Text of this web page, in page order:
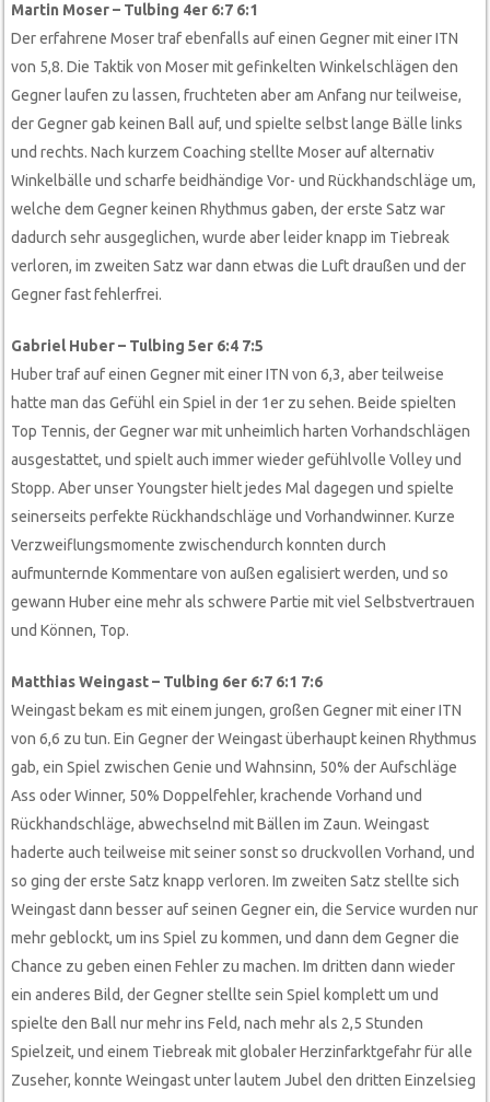
Martin Moser – Tulbing 4er 6:7 6:1
Der erfahrene Moser traf ebenfalls auf einen Gegner mit einer ITN
von 5,8. Die Taktik von Moser mit gefinkelten Winkelschlägen den
Gegner laufen zu lassen, fruchteten aber am Anfang nur teilweise,
der Gegner gab keinen Ball auf, und spielte selbst lange Bälle links
und rechts. Nach kurzem Coaching stellte Moser auf alternativ
Winkelbälle und scharfe beidhändige Vor- und Rückhandschläge um,
welche dem Gegner keinen Rhythmus gaben, der erste Satz war
dadurch sehr ausgeglichen, wurde aber leider knapp im Tiebreak
verloren, im zweiten Satz war dann etwas die Luft draußen und der
Gegner fast fehlerfrei.
Gabriel Huber – Tulbing 5er 6:4 7:5
Huber traf auf einen Gegner mit einer ITN von 6,3, aber teilweise
hatte man das Gefühl ein Spiel in der 1er zu sehen. Beide spielten
Top Tennis, der Gegner war mit unheimlich harten Vorhandschlägen
ausgestattet, und spielt auch immer wieder gefühlvolle Volley und
Stopp. Aber unser Youngster hielt jedes Mal dagegen und spielte
seinerseits perfekte Rückhandschläge und Vorhandwinner. Kurze
Verzweiflungsmomente zwischendurch konnten durch
aufmunternde Kommentare von außen egalisiert werden, und so
gewann Huber eine mehr als schwere Partie mit viel Selbstvertrauen
und Können, Top.
Matthias Weingast – Tulbing 6er 6:7 6:1 7:6
Weingast bekam es mit einem jungen, großen Gegner mit einer ITN
von 6,6 zu tun. Ein Gegner der Weingast überhaupt keinen Rhythmus
gab, ein Spiel zwischen Genie und Wahnsinn, 50% der Aufschläge
Ass oder Winner, 50% Doppelfehler, krachende Vorhand und
Rückhandschläge, abwechselnd mit Bällen im Zaun. Weingast
haderte auch teilweise mit seiner sonst so druckvollen Vorhand, und
so ging der erste Satz knapp verloren. Im zweiten Satz stellte sich
Weingast dann besser auf seinen Gegner ein, die Service wurden nur
mehr geblockt, um ins Spiel zu kommen, und dann dem Gegner die
Chance zu geben einen Fehler zu machen. Im dritten dann wieder
ein anderes Bild, der Gegner stellte sein Spiel komplett um und
spielte den Ball nur mehr ins Feld, nach mehr als 2,5 Stunden
Spielzeit, und einem Tiebreak mit globaler Herzinfarktgefahr für alle
Zuseher, konnte Weingast unter lautem Jubel den dritten Einzelsieg